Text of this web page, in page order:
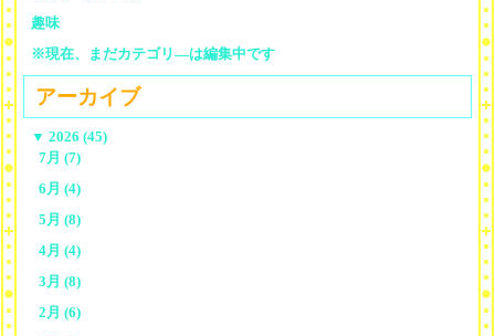
趣味
※現在、まだカテゴリ—は編集中です
アーカイブ
▼ 2026 (45)
7月 (7)
6月 (4)
5月 (8)
4月 (4)
3月 (8)
2月 (6)